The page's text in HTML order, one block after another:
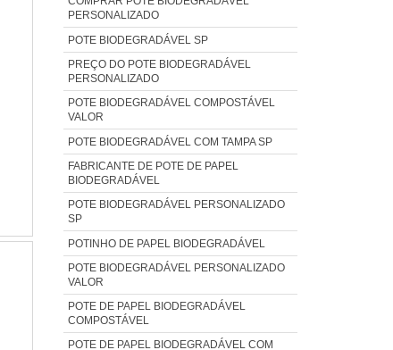
PERSONALIZADO
POTE BIODEGRADÁVEL SP
PREÇO DO POTE BIODEGRADÁVEL
PERSONALIZADO
POTE BIODEGRADÁVEL COMPOSTÁVEL
VALOR
POTE BIODEGRADÁVEL COM TAMPA SP
FABRICANTE DE POTE DE PAPEL
BIODEGRADÁVEL
POTE BIODEGRADÁVEL PERSONALIZADO
SP
POTINHO DE PAPEL BIODEGRADÁVEL
POTE BIODEGRADÁVEL PERSONALIZADO
VALOR
POTE DE PAPEL BIODEGRADÁVEL
COMPOSTÁVEL
POTE DE PAPEL BIODEGRADÁVEL COM